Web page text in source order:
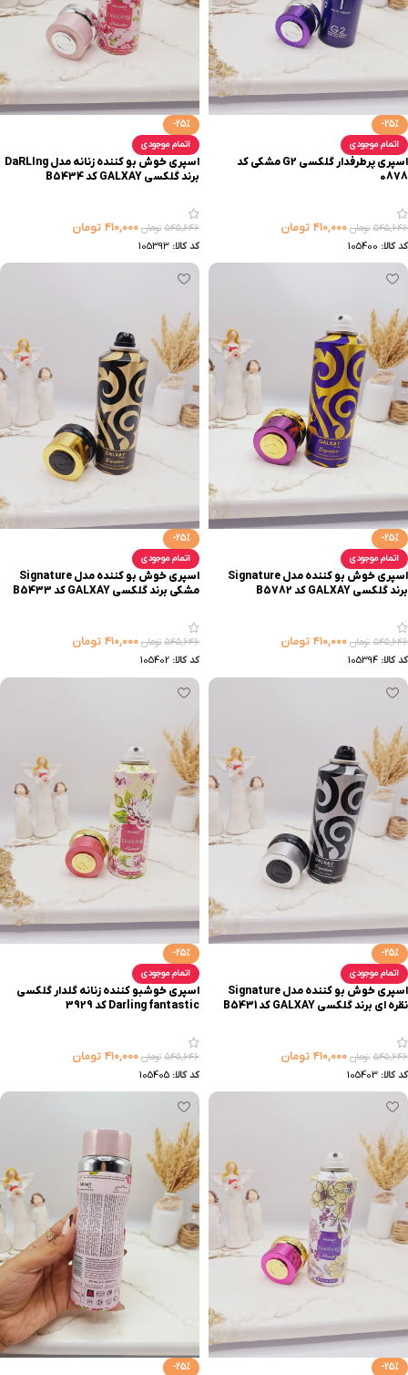
-25%
اتمام موجودی
اسپری پرطرفدار گلکسی G2 مشکی کد
0878
۵۴۵,۶۴۶ تومان ۴۱۰,۰۰۰ تومان
کد کالا: 105400
-25%
اتمام موجودی
اسپری خوش بو کننده زنانه مدل DaRLIng
برند گلکسی GALXAY کد B5434
۵۴۵,۶۴۶ تومان ۴۱۰,۰۰۰ تومان
کد کالا: 105393
-25%
اتمام موجودی
اسپری خوش بو کننده مدل Signature
برند گلکسی GALXAY کد B5782
۵۴۵,۶۴۶ تومان ۴۱۰,۰۰۰ تومان
کد کالا: 105394
-25%
اتمام موجودی
اسپری خوش بو کننده مدل Signature
مشکی برند گلکسی GALXAY کد B5433
۵۴۵,۶۴۶ تومان ۴۱۰,۰۰۰ تومان
کد کالا: 105402
-25%
اتمام موجودی
اسپری خوش بو کننده مدل Signature
نقره ای برند گلکسی GALXAY کد B5431
۵۴۵,۶۴۶ تومان ۴۱۰,۰۰۰ تومان
کد کالا: 105403
-25%
اتمام موجودی
اسپری خوشبو کننده زنانه گلدار گلکسی
Darling fantastic کد 3929
۵۴۵,۶۴۶ تومان ۴۱۰,۰۰۰ تومان
کد کالا: 105405
-25%
-25%